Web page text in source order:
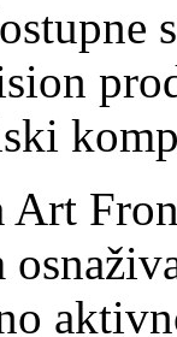
Art